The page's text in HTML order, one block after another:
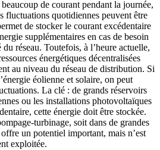
de courant pendant la journée,
fluctuations quotidiennes peuvent être
de stocker le courant excédentaire
supplémentaires en cas de besoin
réseau. Toutefois, à l’heure actuelle,
énergétiques décentralisées
au niveau du réseau de distribution. Si
éolienne et solaire, on peut
La clé : de grands réservoirs
ou les installations photovoltaïques
cette énergie doit être stockée.
turbinage, soit dans de grandes
un potentiel important, mais n’est
exploitée.